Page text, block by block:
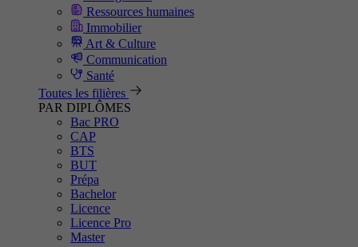
Ressources humaines
Immobilier
Art & Culture
Communication
Santé
Toutes les filières
PAR DIPLÔMES
Bac PRO
CAP
BTS
BUT
Prépa
Bachelor
Licence
Licence Pro
Master